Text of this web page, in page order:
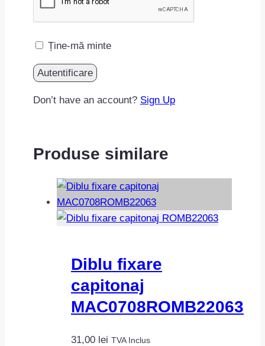
Ține-mă minte
Don’t have an account? Sign Up
Produse similare
Diblu fixare
capitonaj
MAC0708ROMB22063
31,00 lei TVA Inclus